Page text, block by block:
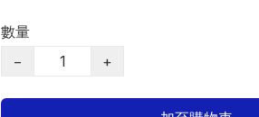
數量
−
+